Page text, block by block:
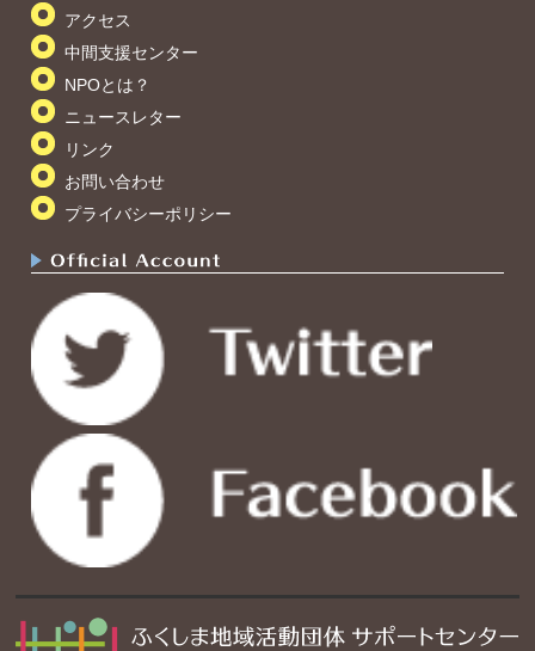
アクセス
中間支援センター
NPOとは？
ニュースレター
リンク
お問い合わせ
プライバシーポリシー